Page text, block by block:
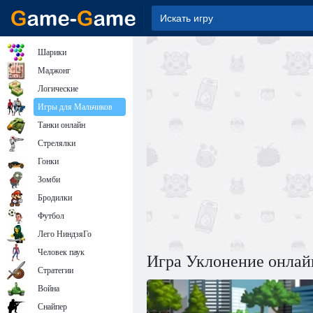
Игра Уклонение
Шарики
Маджонг
Логические
Игры для Мальчиков
Танки онлайн
Стрелялки
Гонки
Зомби
Бродилки
Футбол
Лего НиндзяГо
Человек паук
Стратегии
Война
Снайпер